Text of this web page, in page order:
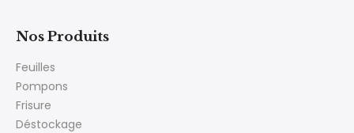
Nos Produits
Feuilles
Pompons
Frisure
Déstockage